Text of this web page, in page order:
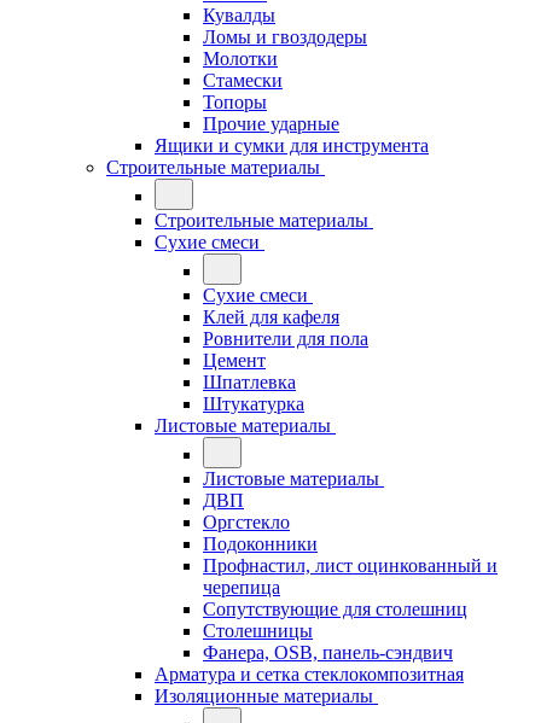
Кувалды
Ломы и гвоздодеры
Молотки
Стамески
Топоры
Прочие ударные
Ящики и сумки для инструмента
Строительные материалы
Строительные материалы
Сухие смеси
Сухие смеси
Клей для кафеля
Ровнители для пола
Цемент
Шпатлевка
Штукатурка
Листовые материалы
Листовые материалы
ДВП
Оргстекло
Подоконники
Профнастил, лист оцинкованный и
черепица
Сопутствующие для столешниц
Столешницы
Фанера, OSB, панель-сэндвич
Арматура и сетка стеклокомпозитная
Изоляционные материалы